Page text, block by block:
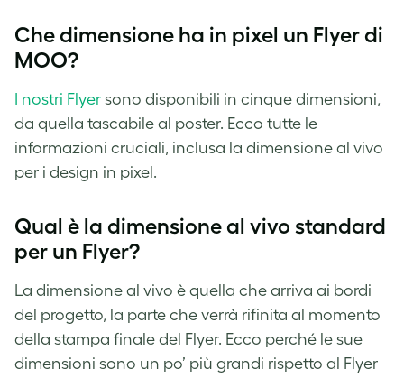
Che dimensione ha in pixel un Flyer di
MOO?
I nostri Flyer sono disponibili in cinque dimensioni,
da quella tascabile al poster. Ecco tutte le
informazioni cruciali, inclusa la dimensione al vivo
per i design in pixel.
Qual è la dimensione al vivo standard
per un Flyer?
La dimensione al vivo è quella che arriva ai bordi
del progetto, la parte che verrà rifinita al momento
della stampa finale del Flyer. Ecco perché le sue
dimensioni sono un po’ più grandi rispetto al Flyer